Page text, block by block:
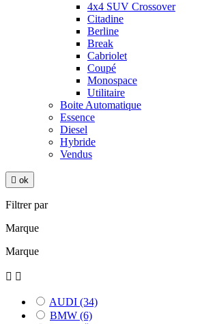
4x4 SUV Crossover
Citadine
Berline
Break
Cabriolet
Coupé
Monospace
Utilitaire
Boite Automatique
Essence
Diesel
Hybride
Vendus
 ok
Filtrer par
Marque
Marque
 
AUDI (34)
BMW (6)